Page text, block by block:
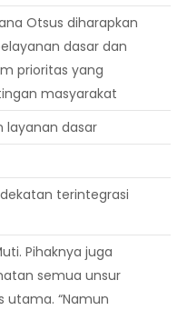
Otsus diharapkan
dasar dan
prioritas yang
masyarakat
layanan dasar
terintegrasi
Pihaknya juga
semua unsur
utama. “Namun